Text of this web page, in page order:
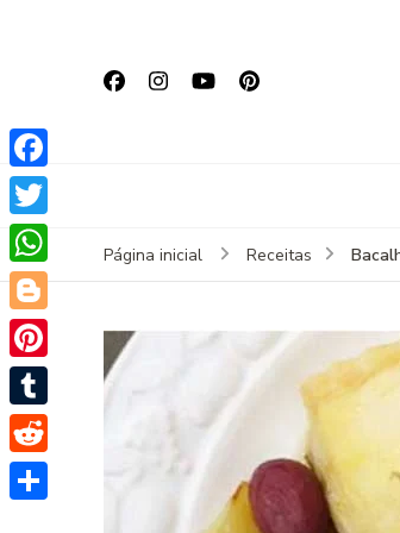
Página inicial Receitas
Facebook
Twitter
WhatsApp
Blogger
Pinterest
Tumblr
Reddit